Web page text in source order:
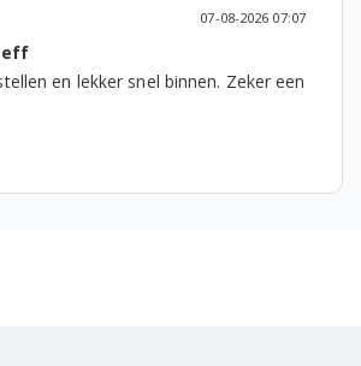
07-08-2026 07:07
en lekker snel binnen. Zeker een